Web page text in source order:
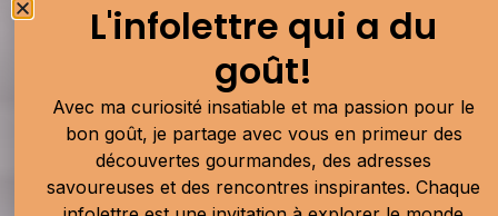
Les accompagnements tirent du côté de la
cuisine de famille : patates du dimanche,
légumes vinaigrette, salade verte, des
classiques qui n’ont rien à prouver. La salade
de champignons de Paris, relevée d’une
L'infolettre qui a du
goût!
Avec ma curiosité insatiable et ma passion pour le
bon goût, je partage avec vous en primeur des
découvertes gourmandes, des adresses
savoureuses et des rencontres inspirantes. Chaque